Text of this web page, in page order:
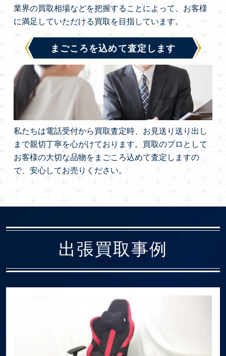
業界の買取相場などを把握することによって、お客様
に満足していただける買取を目指しています。
まごころを込めて査定します
私たちは電話受付から買取査定時、お見送り送り出し
まで親切丁寧を心がけております。買取のプロとして
お客様の大切な品物をまごころ込めて査定しますの
で、安心してお売りください。
出張買取事例